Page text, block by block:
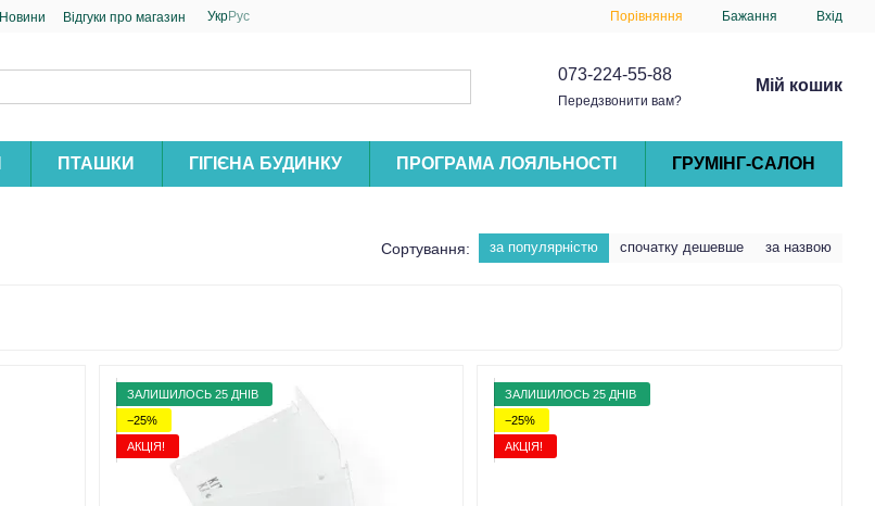
Новини Відгуки про магазин УкрРус Порівняння Бажання Вхід
073-224-55-88
Передзвонити вам?
Мій кошик
ПТАШКИ ГІГІЄНА БУДИНКУ ПРОГРАМА ЛОЯЛЬНОСТІ ГРУМІНГ-САЛОН
Сортування: за популярністю спочатку дешевше за назвою
ЗАЛИШИЛОСЬ 25 ДНІВ
−25%
АКЦІЯ!
ЗАЛИШИЛОСЬ 25 ДНІВ
−25%
АКЦІЯ!